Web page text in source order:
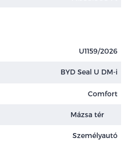
U1159/2026
BYD Seal U DM-i
Comfort
Mázsa tér
Személyautó